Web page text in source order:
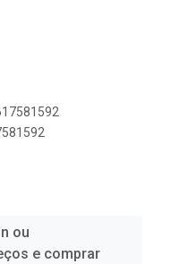
ou
e comprar